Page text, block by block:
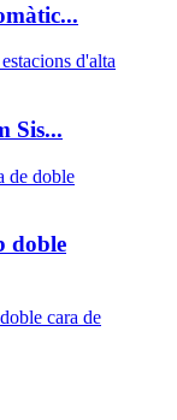
Sis...
doble